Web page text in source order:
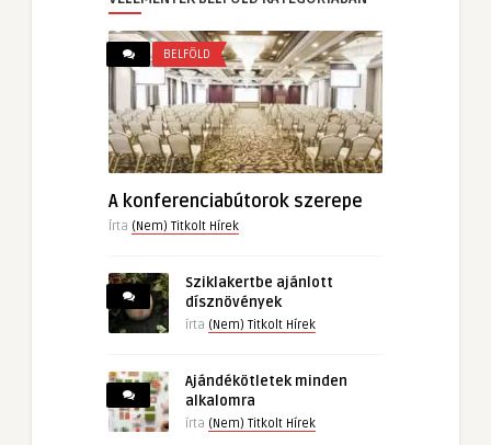
BELFÖLD
A konferenciabútorok szerepe
Írta (Nem) Titkolt Hírek
Sziklakertbe ajánlott
dísznövények
írta (Nem) Titkolt Hírek
Ajándékötletek minden
alkalomra
írta (Nem) Titkolt Hírek